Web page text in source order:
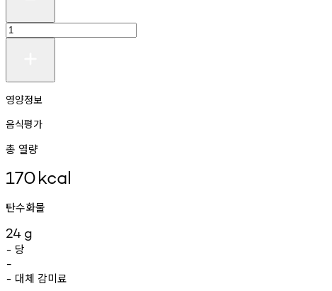
영양정보
음식평가
총 열량
170kcal
탄수화물
24 g
- 당
-
- 대체 감미료